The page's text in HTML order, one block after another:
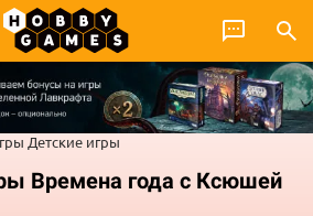
Детские игры
Времена года с Ксюшей